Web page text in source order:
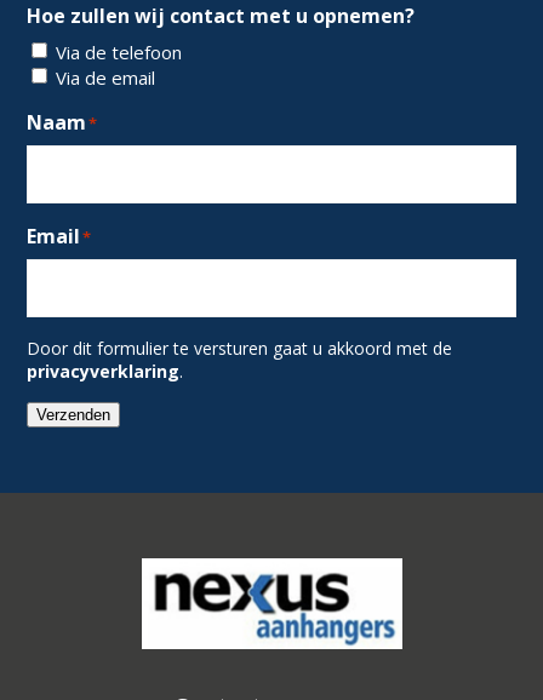
Hoe zullen wij contact met u opnemen?
Via de telefoon
Via de email
Naam*
Email*
Door dit formulier te versturen gaat u akkoord met de
privacyverklaring.
Verzenden